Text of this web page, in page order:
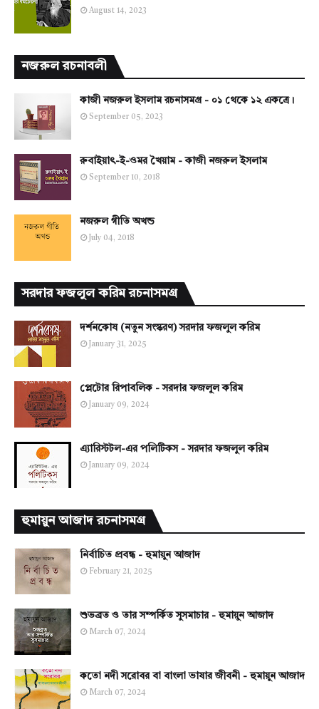
August 14, 2023
নজরুল রচনাবলী
কাজী নজরুল ইসলাম রচনাসমগ্র - ০১ থেকে ১২ একত্রে।
September 05, 2023
রুবাইয়াৎ-ই-ওমর খৈয়াম - কাজী নজরুল ইসলাম
September 10, 2018
নজরুল গীতি অখন্ড
July 04, 2018
সরদার ফজলুল করিম রচনাসমগ্র
দর্শনকোষ (নতুন সংস্করণ) সরদার ফজলুল করিম
January 31, 2025
প্লেটোর রিপাবলিক - সরদার ফজলুল করিম
January 09, 2024
এ্যারিস্টটল-এর পলিটিকস - সরদার ফজলুল করিম
January 09, 2024
হুমায়ুন আজাদ রচনাসমগ্র
নির্বাচিত প্রবন্ধ - হুমায়ুন আজাদ
February 21, 2025
শুভব্রত ও তার সম্পর্কিত সুসমাচার - হুমায়ুন আজাদ
March 07, 2024
কতো নদী সরোবর বা বাংলা ভাষার জীবনী - হুমায়ুন আজাদ
March 07, 2024